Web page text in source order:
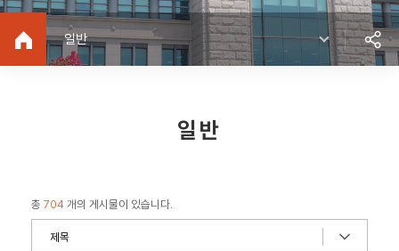
일반
일반
총 704 개의 게시물이 있습니다.